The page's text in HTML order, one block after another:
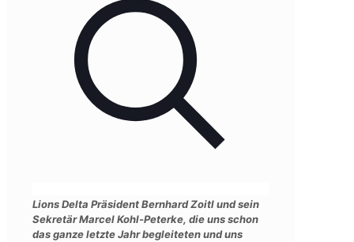
Lions Delta Präsident Bernhard Zoitl und sein
Sekretär Marcel Kohl-Peterke, die uns schon
das ganze letzte Jahr begleiteten und uns